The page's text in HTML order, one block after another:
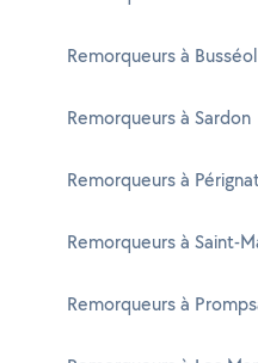
Remorqueurs à Busséol
Remorqueurs à Sardon
Remorqueurs à
Remorqueurs à Saint-
Remorqueurs à